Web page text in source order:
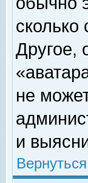
Другое,
не
и